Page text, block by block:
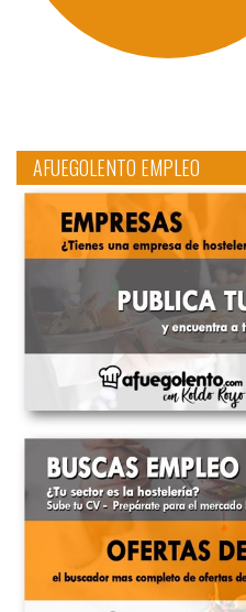
AFUEGOLENTO EMPLEO